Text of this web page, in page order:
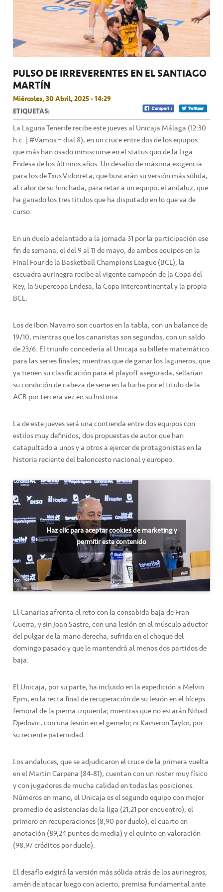
PULSO DE IRREVERENTES EN EL SANTIAGO
MARTÍN
Miércoles, 30 Abril, 2025 - 14:29
ETIQUETAS:
La Laguna Tenerife recibe este jueves al Unicaja Málaga (12:30
h.c. | #Vamos – dial 8), en un cruce entre dos de los equipos
que más han osado inmiscuirse en el status quo de la Liga
Endesa de los últimos años. Un desafío de máxima exigencia
para los de Txus Vidorreta, que buscarán su versión más sólida,
al calor de su hinchada, para retar a un equipo, el andaluz, que
ha ganado los tres títulos que ha disputado en lo que va de
curso.
En un duelo adelantado a la jornada 31 por la participación ese
fin de semana, el del 9 al 11 de mayo, de ambos equipos en la
Final Four de la Basketball Champions League (BCL), la
escuadra aurinegra recibe al vigente campeón de la Copa del
Rey, la Supercopa Endesa, la Copa Intercontinental y la propia
BCL.
Los de Ibon Navarro son cuartos en la tabla, con un balance de
19/10, mientras que los canaristas son segundos, con un saldo
de 23/6. El triunfo concedería al Unicaja su billete matemático
para las series finales; mientras que de ganar los laguneros, que
ya tienen su clasificación para el playoff asegurada, sellarían
su condición de cabeza de serie en la lucha por el título de la
ACB por tercera vez en su historia.
La de este jueves será una contienda entre dos equipos con
estilos muy definidos, dos propuestas de autor que han
catapultado a unos y a otros a ejercer de protagonistas en la
historia reciente del baloncesto nacional y europeo.
Haz clic para aceptar cookies de marketing y
permitir este contenido
El Canarias afronta el reto con la consabida baja de Fran
Guerra; y sin Joan Sastre, con una lesión en el músculo aductor
del pulgar de la mano derecha, sufrida en el choque del
domingo pasado y que le mantendrá al menos dos partidos de
baja.
El Unicaja, por su parte, ha incluido en la expedición a Melvin
Ejim, en la recta final de recuperación de su lesión en el bíceps
femoral de la pierna izquierda; mientras que no estarán Nihad
Djedovic, con una lesión en el gemelo; ni Kameron Taylor, por
su reciente paternidad.
Los andaluces, que se adjudicaron el cruce de la primera vuelta
en el Martín Carpena (84-81), cuentan con un roster muy físico
y con jugadores de mucha calidad en todas las posiciones.
Números en mano, el Unicaja es el segundo equipo con mejor
promedio de asistencias de la liga (21,21 por encuentro), el
primero en recuperaciones (8,90 por duelo), el cuarto en
anotación (89,24 puntos de media) y el quinto en valoración
(98,97 créditos por duelo).
El desafío exigirá la versión más sólida atrás de los aurinegros;
amén de atacar luego con acierto, premisa fundamental ante